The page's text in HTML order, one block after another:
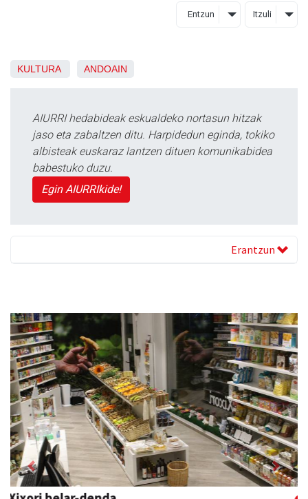
Entzun Itzuli
KULTURA ANDOAIN
AIURRI hedabideak eskualdeko nortasun hitzak
jaso eta zabaltzen ditu. Harpidedun eginda, tokiko
albisteak euskaraz lantzen dituen komunikabidea
babestuko duzu.
Egin AIURRIkide!
Erantzun
Previous Next